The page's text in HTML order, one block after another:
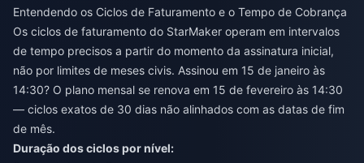
Entendendo os Ciclos de Faturamento e o Tempo de Cobrança
Os ciclos de faturamento do StarMaker operam em intervalos
de tempo precisos a partir do momento da assinatura inicial,
não por limites de meses civis. Assinou em 15 de janeiro às
14:30? O plano mensal se renova em 15 de fevereiro às 14:30
— ciclos exatos de 30 dias não alinhados com as datas de fim
de mês.
Duração dos ciclos por nível: